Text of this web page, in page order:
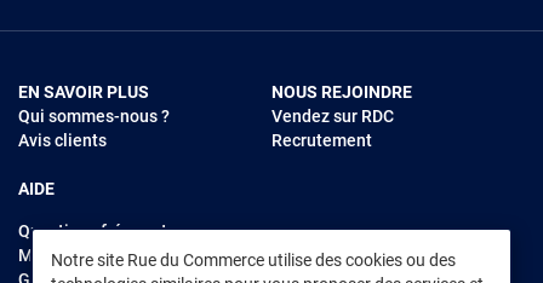
Notre site Rue du Commerce utilise des cookies ou des
EN SAVOIR PLUS
Qui sommes-nous ?
Avis clients
AIDE
Questions fréquentes
Modes de règlements
NOUS REJOINDRE
Vendez sur RDC
Recrutement